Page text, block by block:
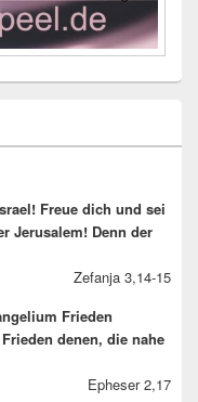
Freue dich und sei
Jerusalem! Denn der
Zefanja 3,14-15
Frieden
denen, die nahe
Epheser 2,17